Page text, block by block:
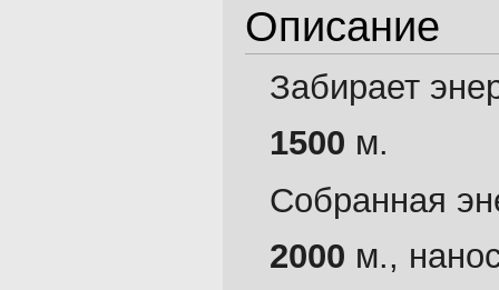
Описание
Забирает
1500 м.
Собранная
2000 м.,